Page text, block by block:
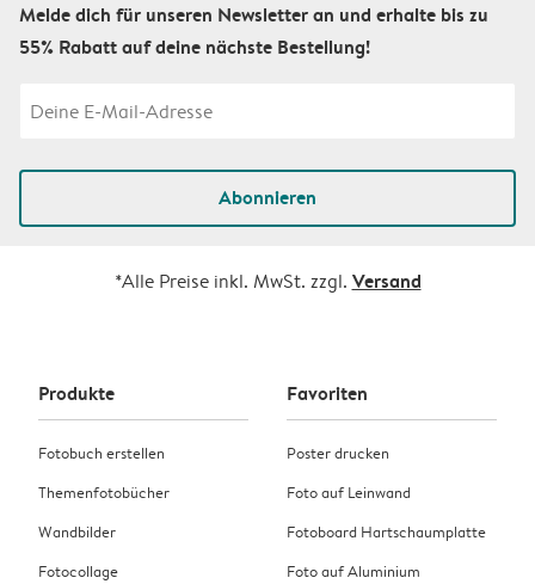
Melde dich für unseren Newsletter an und erhalte bis zu
55% Rabatt auf deine nächste Bestellung!
Abonnieren
*Alle Preise inkl. MwSt. zzgl. Versand
Produkte
Fotobuch erstellen
Themenfotobücher
Wandbilder
Fotocollage
Favoriten
Poster drucken
Foto auf Leinwand
Fotoboard Hartschaumplatte
Foto auf Aluminium